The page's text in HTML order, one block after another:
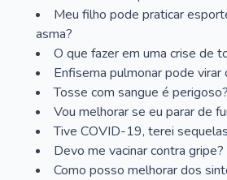
Meu filho pode praticar
asma?
O que fazer em uma crise de
Enfisema pulmonar pode virar
Tosse com sangue é perigoso?
Vou melhorar se eu parar de
Tive COVID-19, terei
Devo me vacinar contra gripe?
Como posso melhorar dos